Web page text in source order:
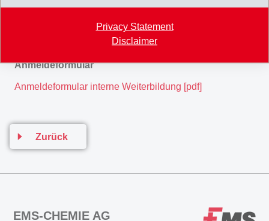
Privacy Statement
Disclaimer
sicher einzusetzen. Durch eine theoretische und
praktische Führerprüfung wird festgestellt, ob die
Kursteilnehmer die Lernziele erreicht haben.
Anmeldeformular
Anmeldeformular interne Weiterbildung [pdf]
Zurück
EMS-CHEMIE AG